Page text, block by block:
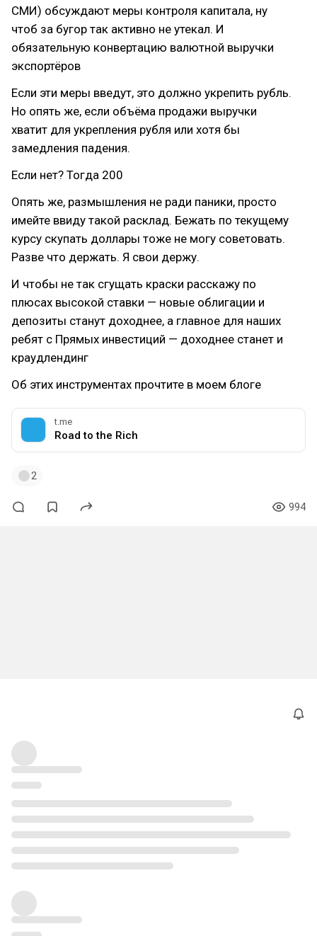
СМИ) обсуждают меры контроля капитала, ну
чтоб за бугор так активно не утекал. И
обязательную конвертацию валютной выручки
экспортёров
Если эти меры введут, это должно укрепить рубль.
Но опять же, если объёма продажи выручки
хватит для укрепления рубля или хотя бы
замедления падения.
Если нет? Тогда 200
Опять же, размышления не ради паники, просто
имейте ввиду такой расклад. Бежать по текущему
курсу скупать доллары тоже не могу советовать.
Разве что держать. Я свои держу.
И чтобы не так сгущать краски расскажу по
плюсах высокой ставки — новые облигации и
депозиты станут доходнее, а главное для наших
ребят с Прямых инвестиций — доходнее станет и
краудлендинг
Об этих инструментах прочтите в моем блоге
t.me
Road to the Rich
2
994